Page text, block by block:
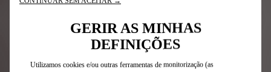
traseiro é cortado ao meio e continua a fazer a parte
traseira flutuar em forma de S. Naturalmente, as rodas
traseiras são parcialmente revestidas com peças
GERIR AS MINHAS
DEFINIÇÕES
Utilizamos cookies e/ou outras ferramentas de monitorização (as